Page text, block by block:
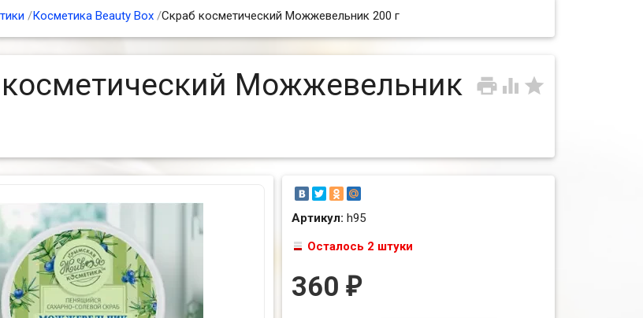
/Косметика Beauty Box /Скраб косметический Можжевельник 200 г
  
Можжевельник
Артикул:h95
Осталось 2 штуки
360₽